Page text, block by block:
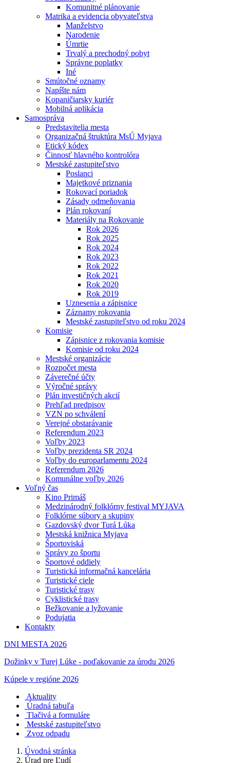
Komunitné plánovanie
Matrika a evidencia obyvateľstva
Manželstvo
Narodenie
Úmrtie
Trvalý a prechodný pobyt
Správne poplatky
Iné
Smútočné oznamy
Napíšte nám
Kopaničiarsky kuriér
Mobilná aplikácia
Samospráva
Predstavitelia mesta
Organizačná štruktúra MsÚ Myjava
Etický kódex
Činnosť hlavného kontrolóra
Mestské zastupiteľstvo
Poslanci
Majetkové priznania
Rokovací poriadok
Zásady odmeňovania
Plán rokovaní
Materiály na Rokovanie
Rok 2026
Rok 2025
Rok 2024
Rok 2023
Rok 2022
Rok 2021
Rok 2020
Rok 2019
Uznesenia a zápisnice
Záznamy rokovania
Mestské zastupiteľstvo od roku 2024
Komisie
Zápisnice z rokovania komisie
Komisie od roku 2024
Mestské organizácie
Rozpočet mesta
Záverečné účty
Výročné správy
Plán investičných akcií
Prehľad predpisov
VZN po schválení
Verejné obstarávanie
Referendum 2023
Voľby 2023
Voľby prezidenta SR 2024
Voľby do europarlamentu 2024
Referendum 2026
Komunálne voľby 2026
Voľný čas
Kino Primáš
Medzinárodný folklórny festival MYJAVA
Folklórne súbory a skupiny
Gazdovský dvor Turá Lúka
Mestská knižnica Myjava
Športoviská
Správy zo športu
Športové oddiely
Turistická informačná kancelária
Turistické ciele
Turistické trasy
Cyklistické trasy
Bežkovanie a lyžovanie
Podujatia
Kontakty
DNI MESTA 2026
Dožinky v Turej Lúke - poďakovanie za úrodu 2026
Kúpele v regióne 2026
Aktuality
Úradná tabuľa
Tlačivá a formuláre
Mestské zastupiteľstvo
Zvoz odpadu
Úvodná stránka
Úrad pre Ľudí